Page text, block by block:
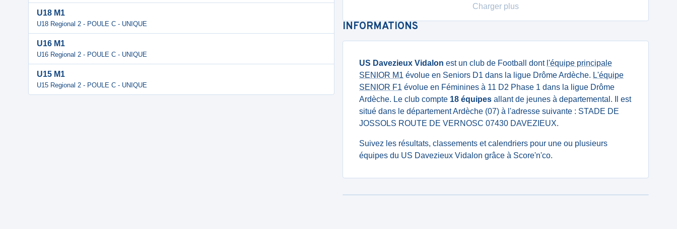
U18 M1
U18 Regional 2 - POULE C - UNIQUE
U16 M1
U16 Regional 2 - POULE C - UNIQUE
U15 M1
U15 Regional 2 - POULE C - UNIQUE
Charger plus
INFORMATIONS
US Davezieux Vidalon est un club de Football dont l'équipe principale
SENIOR M1 évolue en Seniors D1 dans la ligue Drôme Ardèche. L'équipe
SENIOR F1 évolue en Féminines à 11 D2 Phase 1 dans la ligue Drôme
Ardèche. Le club compte 18 équipes allant de jeunes à departemental. Il est
situé dans le département Ardèche (07) à l'adresse suivante : STADE DE
JOSSOLS ROUTE DE VERNOSC 07430 DAVEZIEUX.
Suivez les résultats, classements et calendriers pour une ou plusieurs
équipes du US Davezieux Vidalon grâce à Score'n'co.